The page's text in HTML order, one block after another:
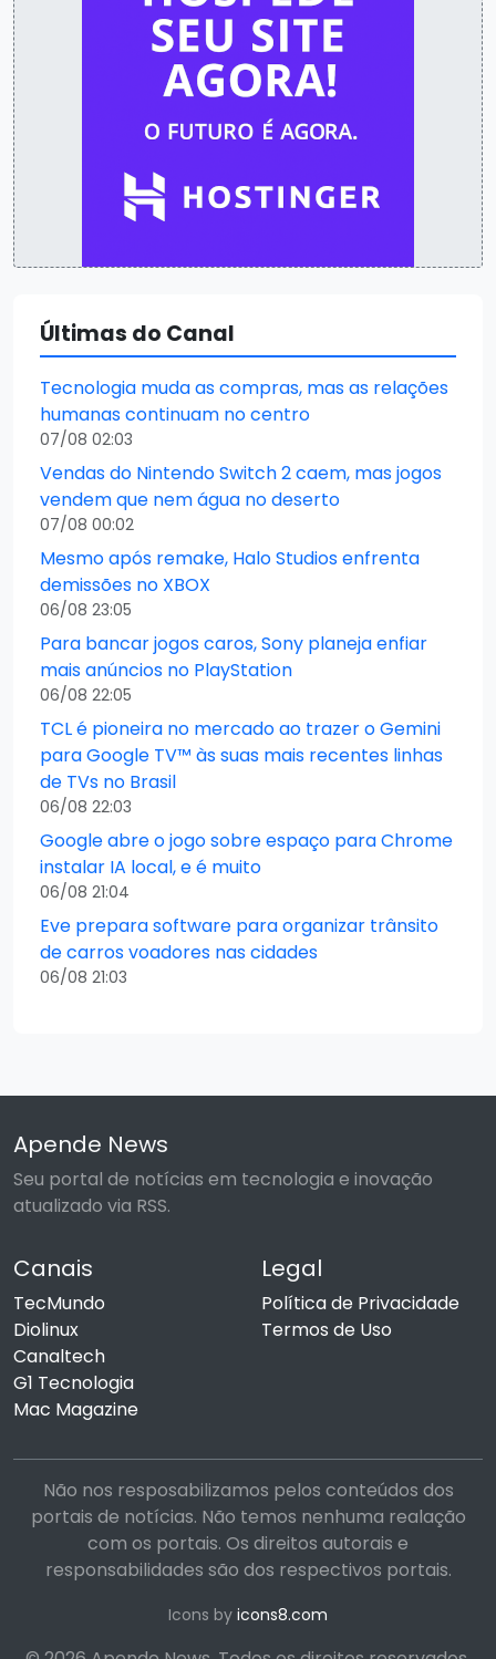
Últimas do Canal
Tecnologia muda as compras, mas as relações
humanas continuam no centro
07/08 02:03
Vendas do Nintendo Switch 2 caem, mas jogos
vendem que nem água no deserto
07/08 00:02
Mesmo após remake, Halo Studios enfrenta
demissões no XBOX
06/08 23:05
Para bancar jogos caros, Sony planeja enfiar
mais anúncios no PlayStation
06/08 22:05
TCL é pioneira no mercado ao trazer o Gemini
para Google TV™ às suas mais recentes linhas
de TVs no Brasil
06/08 22:03
Google abre o jogo sobre espaço para Chrome
instalar IA local, e é muito
06/08 21:04
Eve prepara software para organizar trânsito
de carros voadores nas cidades
06/08 21:03
Apende News
Seu portal de notícias em tecnologia e inovação
atualizado via RSS.
Canais
TecMundo
Diolinux
Canaltech
G1 Tecnologia
Mac Magazine
Legal
Política de Privacidade
Termos de Uso
Não nos resposabilizamos pelos conteúdos dos
portais de notícias. Não temos nenhuma realação
com os portais. Os direitos autorais e
responsabilidades são dos respectivos portais.
Icons by icons8.com